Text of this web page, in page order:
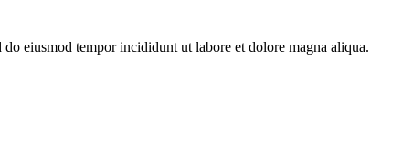
eiusmod tempor incididunt ut labore et dolore magna aliqua.